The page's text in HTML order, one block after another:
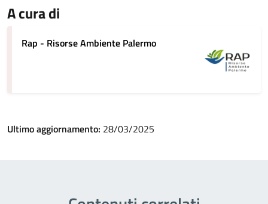
A cura di
Rap - Risorse Ambiente Palermo
Ultimo aggiornamento: 28/03/2025